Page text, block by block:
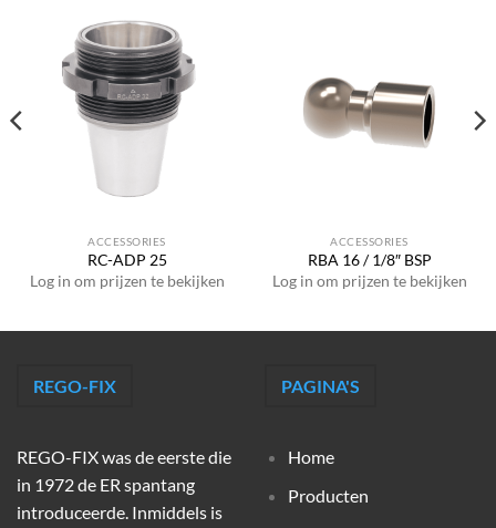
ACCESSORIES
RC-ADP 25
Log in om prijzen te bekijken
ACCESSORIES
RBA 16 / 1/8″ BSP
Log in om prijzen te bekijken
REGO-FIX
REGO-FIX was de eerste die
in 1972 de ER spantang
introduceerde. Inmiddels is
PAGINA'S
Home
Producten